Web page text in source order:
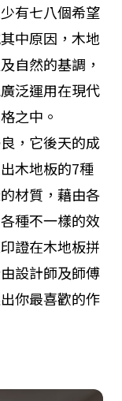
有七八個希望
中原因，木地
自然的基調，
泛運用在現代
之中。
，它後天的成
木地板的7種
材質，藉由各
種不一樣的效
證在木地板拼
設計師及師傅
你最喜歡的作